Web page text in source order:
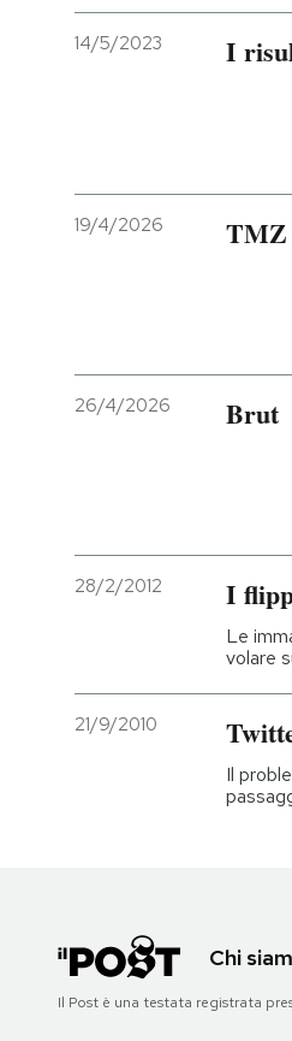
14/5/2023 I
19/4/2026 TMZ
26/4/2026 Brut
28/2/2012 I
Le
volare
21/9/2010
Il
Chi
Il Post è una testata registrata